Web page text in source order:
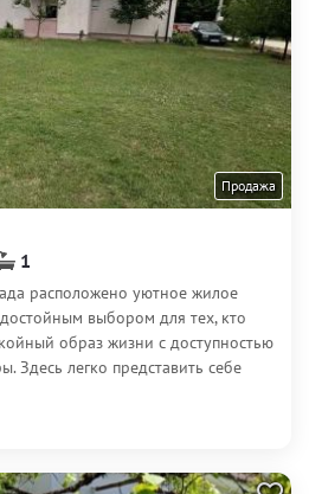
Продажа
1
расположено уютное жилое
выбором для тех, кто
образ жизни с доступностью
Здесь легко представить себе